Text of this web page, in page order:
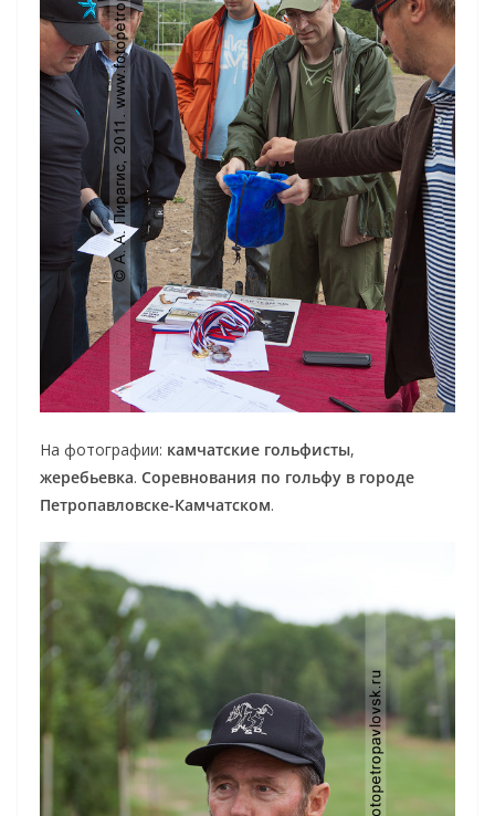
На фотографии: камчатские гольфисты,
жеребьевка. Соревнования по гольфу в городе
Петропавловске-Камчатском.